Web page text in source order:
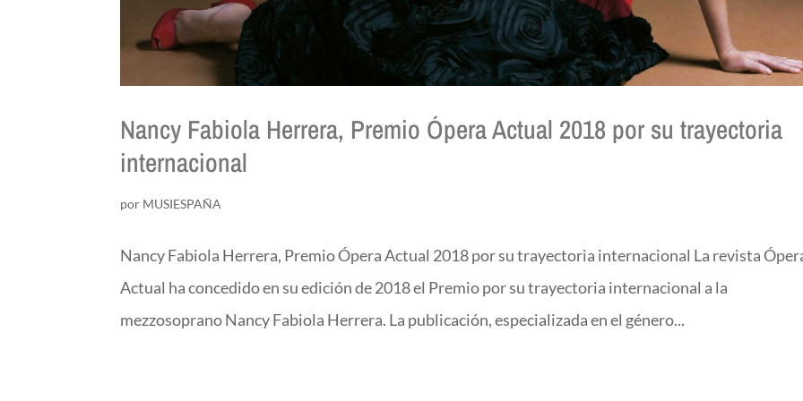
Nancy Fabiola Herrera, Premio Ópera Actual 2018 por su trayectoria
internacional
por MUSIESPAÑA
Nancy Fabiola Herrera, Premio Ópera Actual 2018 por su trayectoria internacional La revista
Actual ha concedido en su edición de 2018 el Premio por su trayectoria internacional a la
mezzosoprano Nancy Fabiola Herrera. La publicación, especializada en el género...